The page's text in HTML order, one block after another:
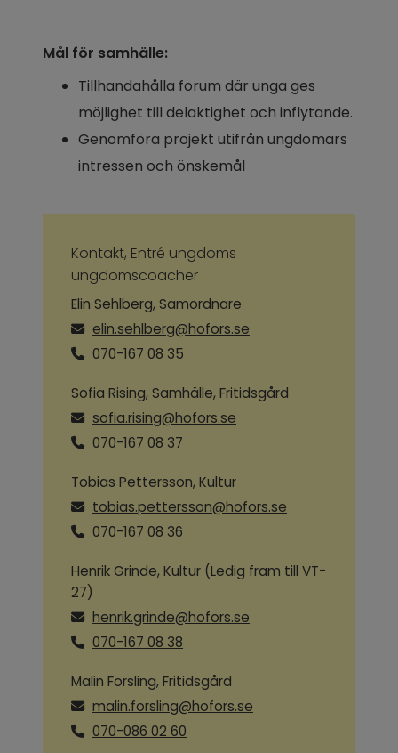
Mål för samhälle:
Tillhandahålla forum där unga ges
möjlighet till delaktighet och inflytande.
Genomföra projekt utifrån ungdomars
intressen och önskemål
Kontakt, Entré ungdoms
ungdomscoacher
Elin Sehlberg, Samordnare
elin.sehlberg@hofors.se
070-167 08 35
Sofia Rising, Samhälle, Fritidsgård
sofia.rising@hofors.se
070-167 08 37
Tobias Pettersson, Kultur
tobias.pettersson@hofors.se
070-167 08 36
Henrik Grinde, Kultur (Ledig fram till VT-
27)
henrik.grinde@hofors.se
070-167 08 38
Malin Forsling, Fritidsgård
malin.forsling@hofors.se
070-086 02 60